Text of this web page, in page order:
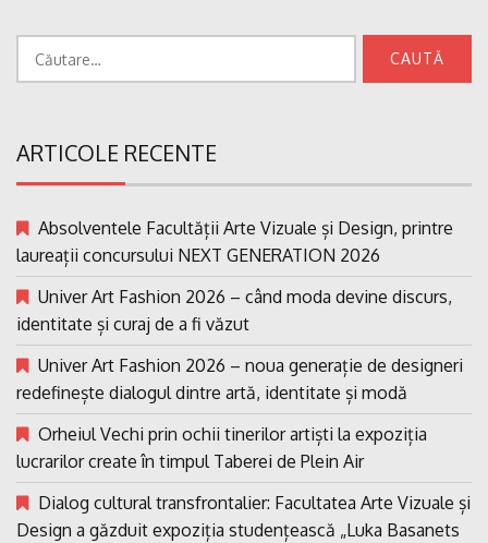
ARTICOLE RECENTE
Absolventele Facultății Arte Vizuale și Design, printre
laureații concursului NEXT GENERATION 2026
Univer Art Fashion 2026 – când moda devine discurs,
identitate și curaj de a fi văzut
Univer Art Fashion 2026 – noua generație de designeri
redefinește dialogul dintre artă, identitate și modă
Orheiul Vechi prin ochii tinerilor artiști la expoziția
lucrarilor create în timpul Taberei de Plein Air
Dialog cultural transfrontalier: Facultatea Arte Vizuale și
Design a găzduit expoziția studențească „Luka Basanets